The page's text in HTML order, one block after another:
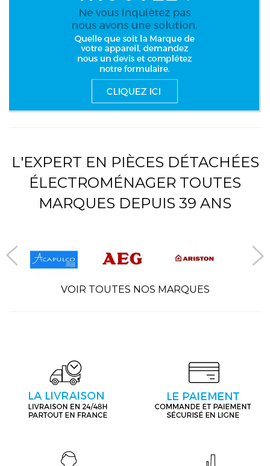
L'EXPERT EN PIÈCES DÉTACHÉES
ÉLECTROMÉNAGER TOUTES
MARQUES DEPUIS 39 ANS
VOIR TOUTES NOS MARQUES